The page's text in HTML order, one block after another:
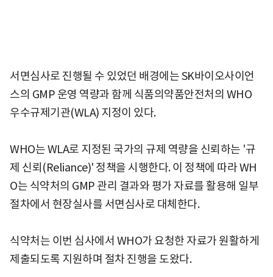
서면심사로 진행될 수 있었던 배경에는 SK바이오사이언
스의 GMP 운영 역량과 함께 식품의약품안전처의 WHO
우수규제기관(WLA) 지정이 있다.
WHO는 WLA로 지정된 국가의 규제 역량을 신뢰하는 '규
제 신뢰(Reliance)' 정책을 시행한다. 이 정책에 따라 WH
O는 식약처의 GMP 관리 결과와 평가 자료를 활용해 일부
절차에서 현장실사를 서면심사로 대체한다.
식약처는 이번 심사에서 WHO가 요청한 자료가 원활하게
제출되도록 지원하며 절차 진행을 도왔다.